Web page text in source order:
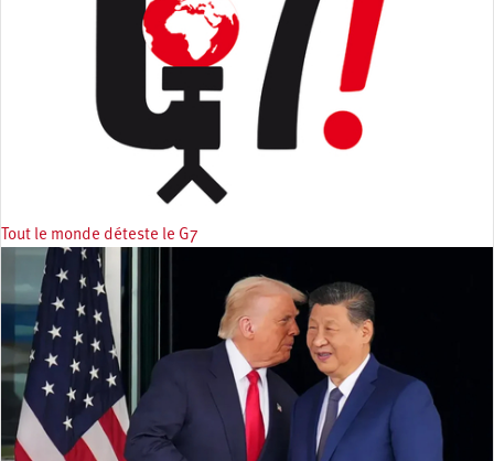
Tout le monde déteste le G7